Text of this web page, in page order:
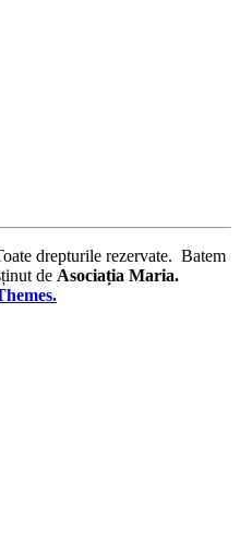
drepturile rezervate. Batem
de Asociația Maria.